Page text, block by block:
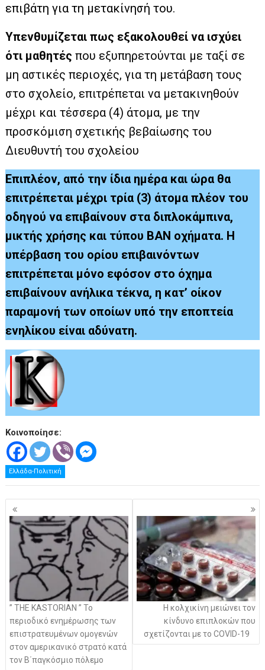
επιβάτη για τη μετακίνησή του.
Υπενθυμίζεται πως εξακολουθεί να ισχύει
ότι μαθητές που εξυπηρετούνται με ταξί σε
μη αστικές περιοχές, για τη μετάβαση τους
στο σχολείο, επιτρέπεται να μετακινηθούν
μέχρι και τέσσερα (4) άτομα, με την
προσκόμιση σχετικής βεβαίωσης του
Διευθυντή του σχολείου
Επιπλέον, από την ίδια ημέρα και ώρα θα
επιτρέπεται μέχρι τρία (3) άτομα πλέον του
οδηγού να επιβαίνουν στα διπλοκάμπινα,
μικτής χρήσης και τύπου ΒΑΝ οχήματα. Η
υπέρβαση του ορίου επιβαινόντων
επιτρέπεται μόνο εφόσον στο όχημα
επιβαίνουν ανήλικα τέκνα, η κατ’ οίκον
παραμονή των οποίων υπό την εποπτεία
ενηλίκου είναι αδύνατη.
Κοινοποίησε:
Ελλάδα-Πολιτική
Πλοήγηση
άρθρων
” ΤHE KASTORIAN ” Το
περιοδικό ενημέρωσης των
επιστρατευμένων ομογενών
στον αμερικανικό στρατό κατά
τον Β΄παγκόσμιο πόλεμο
Η κολχικίνη μειώνει τον
κίνδυνο επιπλοκών που
σχετίζονται με το COVID-19